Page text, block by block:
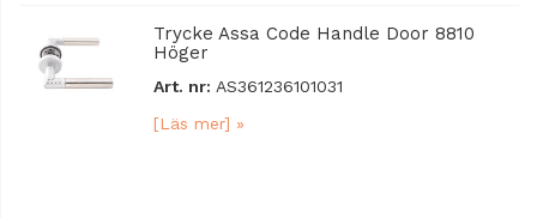
Trycke Assa Code Handle Door 8810
Höger
Art. nr: AS361236101031
[Läs mer] »